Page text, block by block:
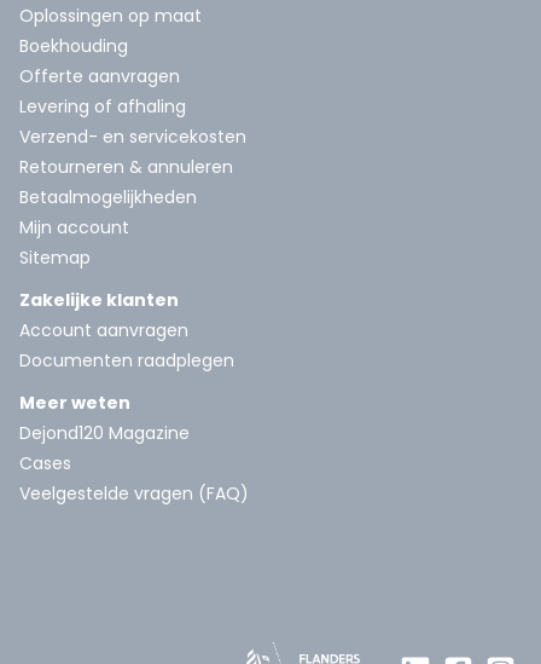
Oplossingen op maat
Boekhouding
Offerte aanvragen
Levering of afhaling
Verzend- en servicekosten
Retourneren & annuleren
Betaalmogelijkheden
Mijn account
Sitemap
Zakelijke klanten
Account aanvragen
Documenten raadplegen
Meer weten
Dejond120 Magazine
Cases
Veelgestelde vragen (FAQ)